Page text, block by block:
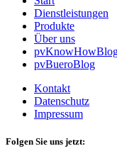
Dienstleistungen
Produkte
Über uns
pvBueroBlog
Kontakt
Datenschutz
Impressum
Folgen Sie uns jetzt: